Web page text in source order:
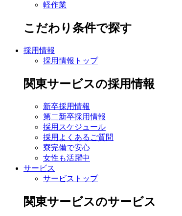
軽作業
こだわり条件で探す
採用情報
採用情報トップ
関東サービスの採用情報
新卒採用情報
第二新卒採用情報
採用スケジュール
採用よくあるご質問
寮完備で安心
女性も活躍中
サービス
サービストップ
関東サービスのサービス